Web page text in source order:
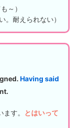
～）
耐えられない）
Having said
す。
とはいって